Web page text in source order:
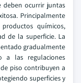
deben ocurrir juntas
Principalmente
químicos,
de la superficie. La
gradualmente
a las regulaciones
piso contribuyen a
superficies y